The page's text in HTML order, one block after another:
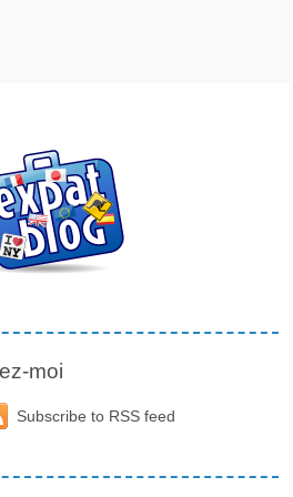
moi
Subscribe to RSS feed